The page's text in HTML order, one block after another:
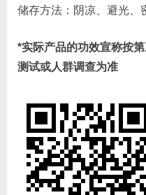
储存方法：阴凉、避光、
*实际产品的功效宣称按
测试或人群调查为准